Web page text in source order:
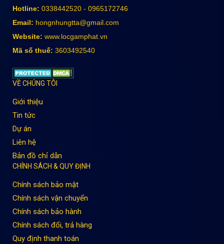
Hotline: 0338442520 - 0965172746
Email: hongnhungtta@gmail.com
Website: www.locgamphat.vn
Mã số thuế: 3603492540
VỀ CHÚNG TÔI
Giới thiệu
Tin tức
Dự án
Liên hệ
Bản đồ chỉ dẫn
CHÍNH SÁCH & QUY ĐỊNH
Chính sách bảo mật
Chính sách vận chuyển
Chính sách bảo hành
Chính sách đổi, trả hàng
Quy định thanh toán